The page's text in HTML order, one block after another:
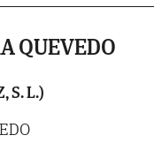
QUEVEDO
S. L.)